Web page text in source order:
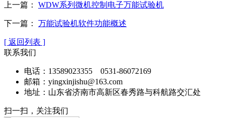
上一篇： WDW系列微机控制电子万能试验机
下一篇： 万能试验机软件功能概述
[ 返回列表 ]
联系我们
电话：13589023355 0531-86072169
邮箱：yingxinjishu@163.com
地址：山东省济南市高新区春秀路与科航路交汇处
扫一扫，关注我们